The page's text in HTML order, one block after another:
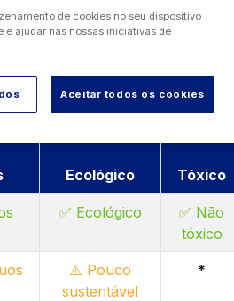
as superfícies utilizando um
seco utiliza pellets ou
danificar o substrato.
Ecológico Tóxico
✅ Ecológico
✅ Não
tóxico
⚠️ Pouco
sustentável
*
de cookies no seu dispositivo
ajudar nas nossas iniciativas de
Aceitar todos os cookies